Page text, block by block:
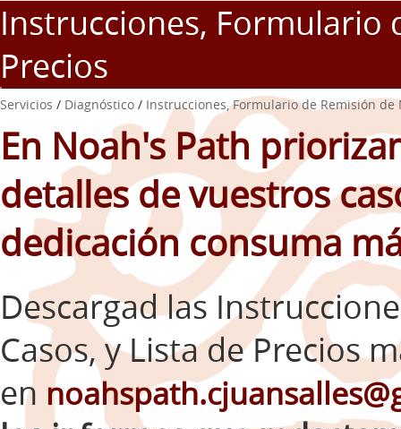
Instrucciones, Formulario
Precios
Servicios / Diagnóstico / Instrucciones, Formulario de Remisión de
En Noah's Path
detalles de vuestros
dedicación consuma
Descargad las
Casos, y Lista de Precios
en